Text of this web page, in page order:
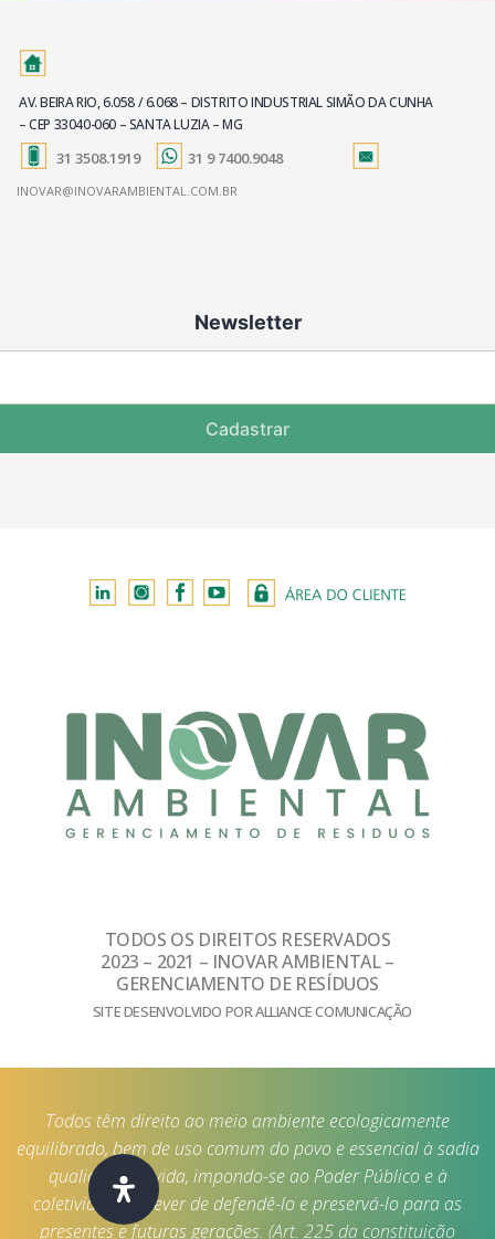
AV. BEIRA RIO, 6.058 / 6.068 – DISTRITO INDUSTRIAL SIMÃO DA CUNHA
– CEP 33040-060 – SANTA LUZIA – MG
31 3508.1919 31 9 7400.9048
INOVAR@INOVARAMBIENTAL.COM.BR
Newsletter
Cadastrar
TODOS OS DIREITOS RESERVADOS
2023 – 2021 – INOVAR AMBIENTAL –
GERENCIAMENTO DE RESÍDUOS
SITE DESENVOLVIDO POR ALLIANCE COMUNICAÇÃO
Todos têm direito ao meio ambiente ecologicamente
equilibrado, bem de uso comum do povo e essencial à sadia
qualidade de vida, impondo-se ao Poder Público e à
coletividade o dever de defendê-lo e preservá-lo para as
presentes e futuras gerações. (Art. 225 da constituição